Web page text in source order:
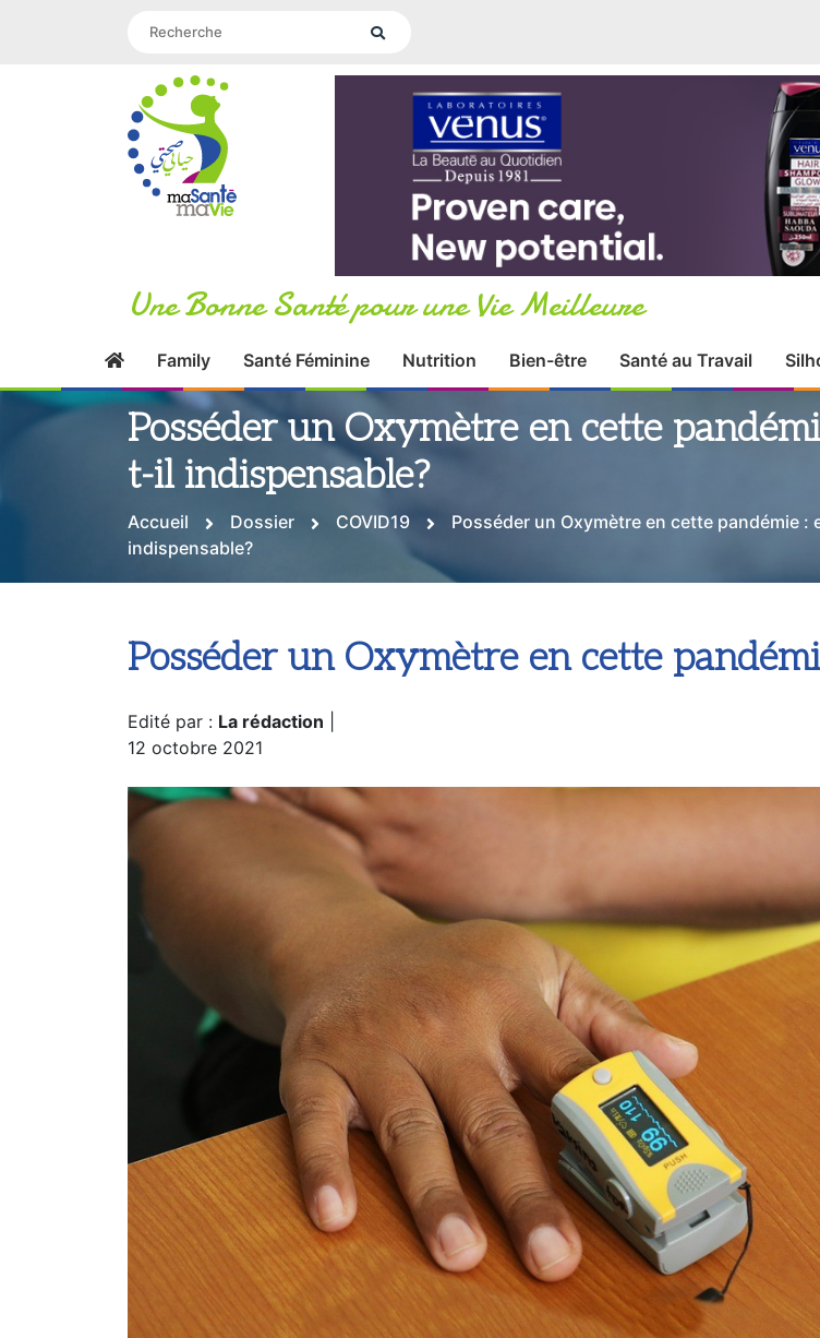
Une Bonne Santé pour une Vie Meilleure
Family Santé Féminine Nutrition Bien-être Santé au Travail
Posséder un Oxymètre en cette
t-il indispensable?
Accueil Dossier COVID19
Posséder un Oxymètre en cette pandémie :
indispensable?
Posséder un Oxymètre en cette
Edité par : La rédaction
12 octobre 2021